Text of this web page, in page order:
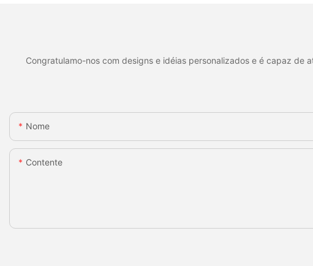
Congratulamo-nos com designs e idéias personalizados e é capaz
Nome
Contente